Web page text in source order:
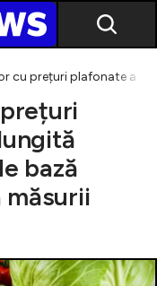
cu prețuri plafonate a
bază